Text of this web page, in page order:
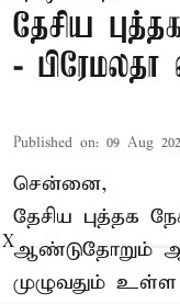
தேசிய
- பிரேமலதா
Published on: 09 Aug
சென்னை,
தேசிய புத்தக
ஆண்டுதோறும்
முழுவதும்
X